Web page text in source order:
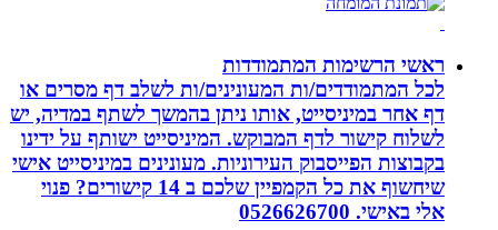
ראשי הרשימות המתמודדות
לכל המתמודדים/ות המעונינים/ות לשלב דף מסרים או
דף אחר במיניסייט, אותו ניתן בהמשך לשתף במדיה, יש
לשלוח קישור לדף המבוקש. המיניסייט ישותף על ידינו
בקבוצות הפייסבוק העירוניות. מעונינים במיניסייט אישי
שיחשוף את כל הקמפיין שלכם ב 14 קישורים? פנוי
אלי באישי. 0526626700